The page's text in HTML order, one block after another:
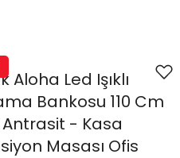
Aloha Led Işıklı
Bankosu 110 Cm
Antrasit - Kasa
Masası Ofis